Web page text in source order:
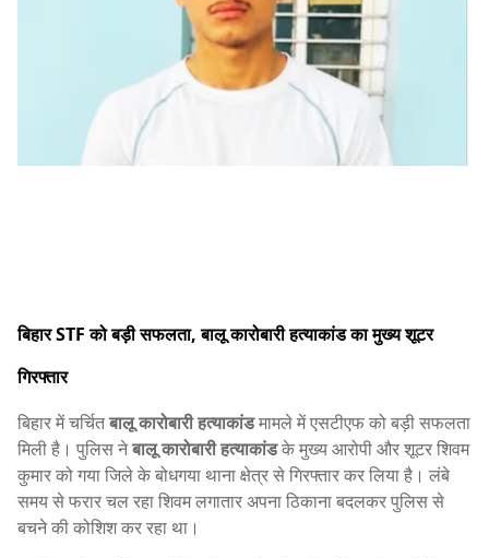
बिहार STF को बड़ी सफलता, बालू कारोबारी हत्याकांड का मुख्य शूटर
गिरफ्तार
बिहार में चर्चितबालू कारोबारी हत्याकांडमामले में एसटीएफ को बड़ी सफलता
मिली है। पुलिस नेबालू कारोबारी हत्याकांडके मुख्य आरोपी और शूटर शिवम
कुमार को गया जिले के बोधगया थाना क्षेत्र से गिरफ्तार कर लिया है। लंबे
समय से फरार चल रहा शिवम लगातार अपना ठिकाना बदलकर पुलिस से
बचने की कोशिश कर रहा था।